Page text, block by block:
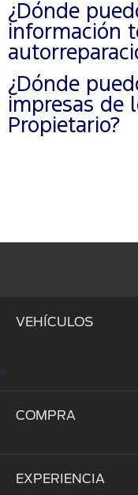
¿Dónde
información
¿Dónde
impresas de
Propietario?
VEHÍCULOS
"
COMPRA
Prueba de Manejo
EXPERIENCIA